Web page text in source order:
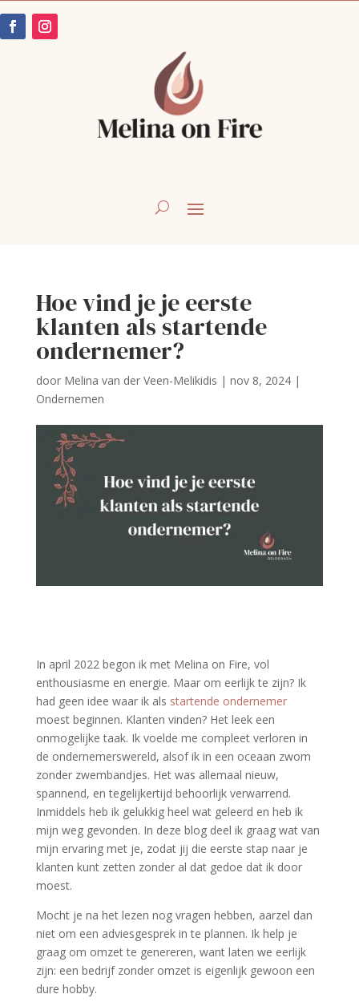
Hoe vind je je eerste
klanten als startende
ondernemer?
door Melina van der Veen-Melikidis | nov 8, 2024|
Ondernemen
In april 2022 begon ik met Melina on Fire, vol
enthousiasme en energie. Maar om eerlijk te zijn? Ik
had geen idee waar ik als startende ondernemer
moest beginnen. Klanten vinden? Het leek een
onmogelijke taak. Ik voelde me compleet verloren in
de ondernemerswereld, alsof ik in een oceaan zwom
zonder zwembandjes. Het was allemaal nieuw,
spannend, en tegelijkertijd behoorlijk verwarrend.
Inmiddels heb ik gelukkig heel wat geleerd en heb ik
mijn weg gevonden. In deze blog deel ik graag wat van
mijn ervaring met je, zodat jij die eerste stap naar je
klanten kunt zetten zonder al dat gedoe dat ik door
moest.
Mocht je na het lezen nog vragen hebben, aarzel dan
niet om een adviesgesprek in te plannen. Ik help je
graag om omzet te genereren, want laten we eerlijk
zijn: een bedrijf zonder omzet is eigenlijk gewoon een
dure hobby.